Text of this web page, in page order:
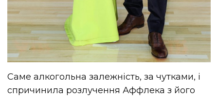
Саме алкогольна залежність, за чутками, і
спричинила розлучення Аффлека з його